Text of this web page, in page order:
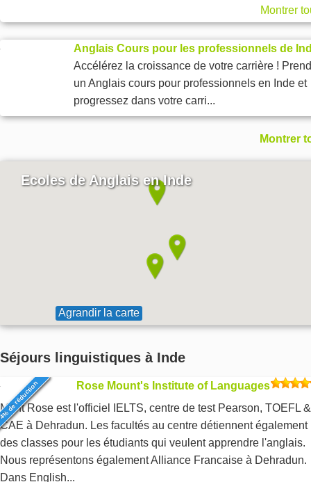
Montrer
Anglais Cours pour les professionnels de
Accélérez la croissance de votre carrière !
un Anglais cours pour professionnels en Inde et
progressez dans votre carri...
Montrer
Ecoles de Anglais en Inde
Agrandir la carte
Séjours linguistiques à Inde
de réduction
Rose Mount's Institute of Languages
Mont Rose est l'officiel IELTS, centre de test Pearson, TOEFL &
CAE à Dehradun. Les facultés au centre détiennent également
des classes pour les étudiants qui veulent apprendre l'anglais.
Nous représentons également Alliance Francaise à Dehradun.
Dans English...